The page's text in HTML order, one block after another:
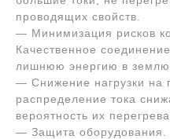
проводящих свойств.
— Минимизация рисков
Качественное
лишнюю энергию в землю.
— Снижение нагрузки на
распределение тока
вероятность их перегрева.
— Защита оборудования.